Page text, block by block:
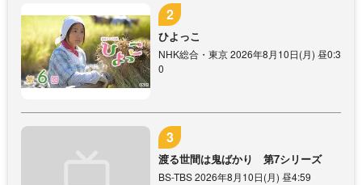
ひよっこ
NHK総合・東京 2026年8月10日(月) 昼0:3
0
渡る世間は鬼ばかり 第7シリーズ
BS-TBS 2026年8月10日(月) 昼4:59